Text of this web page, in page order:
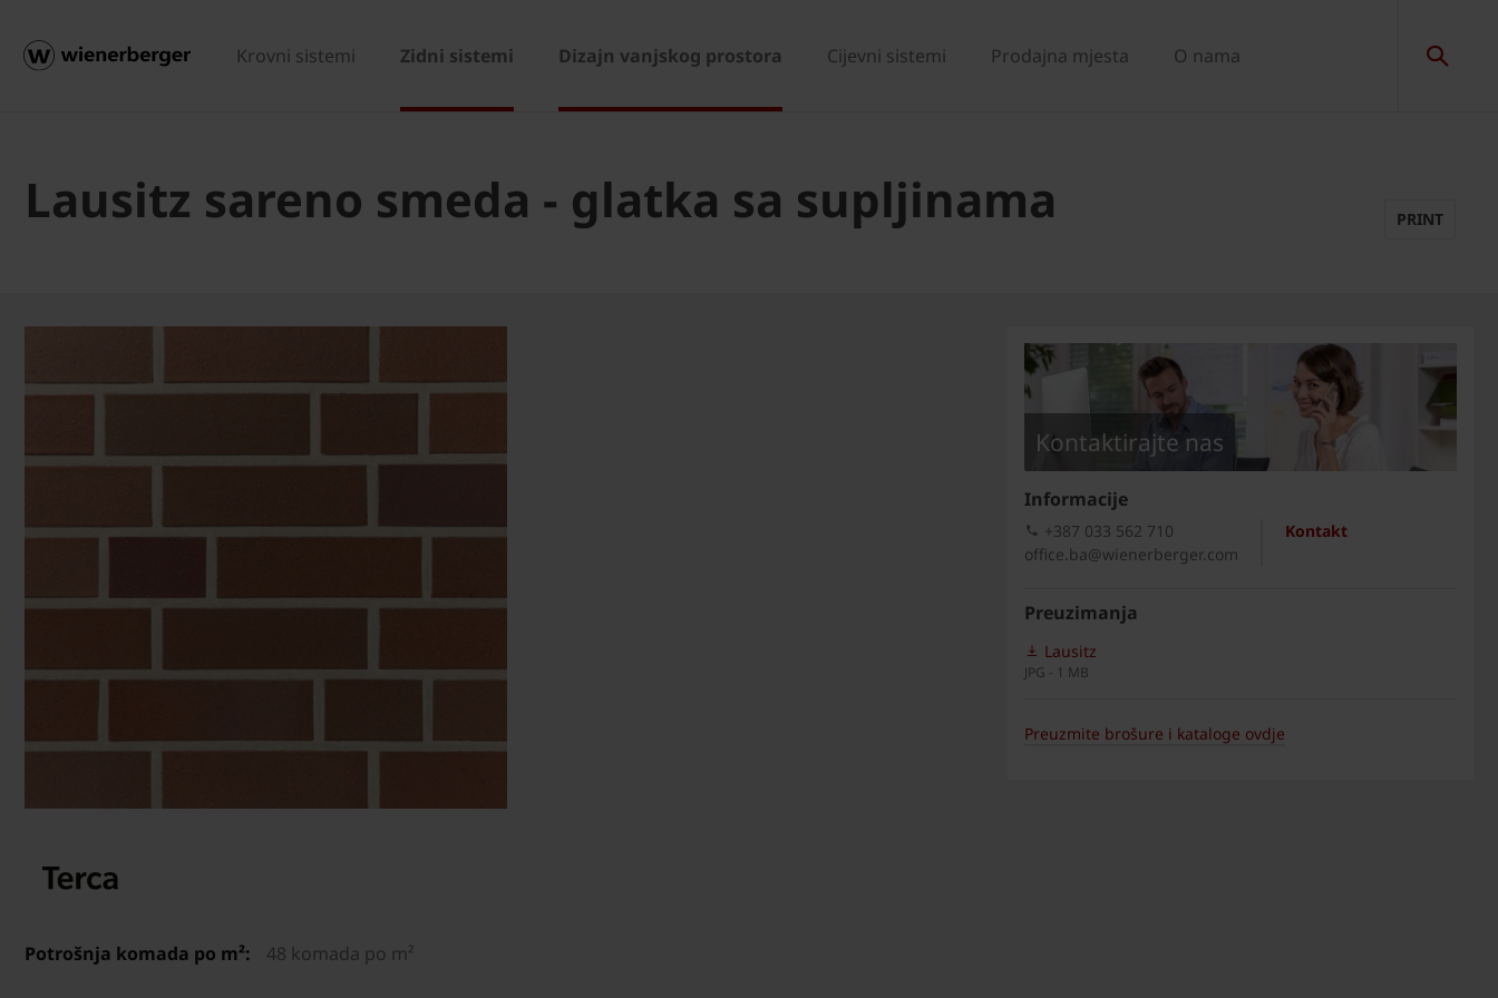
Krovni sistemi Zidni sistemi Dizajn vanjskog prostora Cijevni sistemi Prodajna mjesta O nama
Lausitz sareno smeda - glatka sa supljinama PRINT
Potrošnja komada po m²: 48 komada po m²
Kontaktirajte nas
Informacije
Kontakt
+387 033 562 710
office.ba@wienerberger.com
Preuzimanja
Lausitz
JPG - 1 MB
Preuzmite brošure i kataloge ovdje